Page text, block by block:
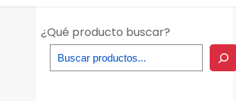
¿Qué producto buscar?